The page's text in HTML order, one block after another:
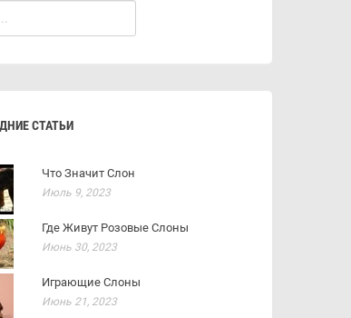
СТАТЬИ
Что Значит Слон
Июль 9, 2023
Где Живут Розовые Слоны
Июнь 30, 2023
Играющие Слоны
Июнь 21, 2023